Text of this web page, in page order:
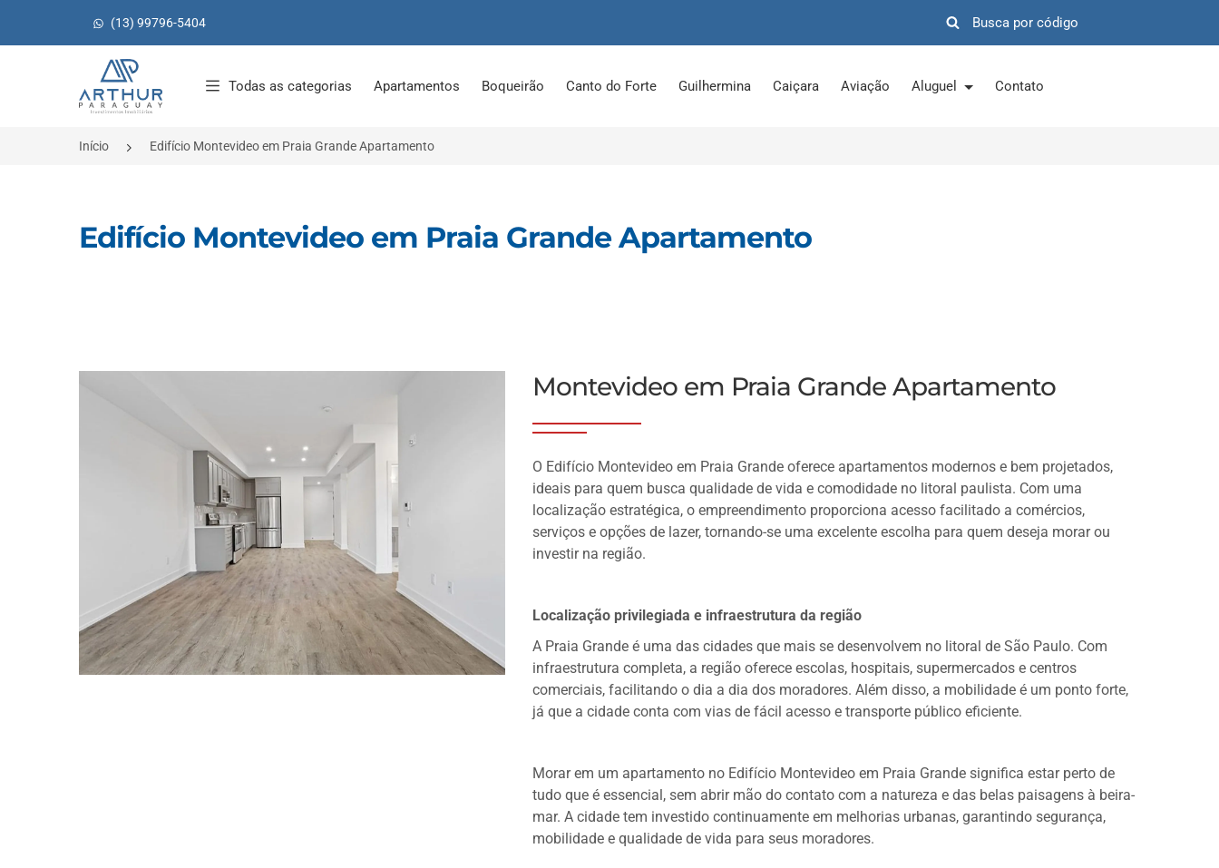
(13) 99796-5404
Página inicial
Todas as categorias Apartamentos Boqueirão Canto do Forte Guilhermina Caiçara Aviação Aluguel Contato
Início Edifício Montevideo em Praia Grande Apartamento
Edifício Montevideo em Praia Grande Apartamento
Montevideo em Praia Grande Apartamento
O Edifício Montevideo em Praia Grande oferece apartamentos modernos e bem projetados,
ideais para quem busca qualidade de vida e comodidade no litoral paulista. Com uma
localização estratégica, o empreendimento proporciona acesso facilitado a comércios,
serviços e opções de lazer, tornando-se uma excelente escolha para quem deseja morar ou
investir na região.
Localização privilegiada e infraestrutura da região
A Praia Grande é uma das cidades que mais se desenvolvem no litoral de São Paulo. Com
infraestrutura completa, a região oferece escolas, hospitais, supermercados e centros
comerciais, facilitando o dia a dia dos moradores. Além disso, a mobilidade é um ponto forte,
já que a cidade conta com vias de fácil acesso e transporte público eficiente.
Morar em um apartamento no Edifício Montevideo em Praia Grande significa estar perto de
tudo que é essencial, sem abrir mão do contato com a natureza e das belas paisagens à beira-
mar. A cidade tem investido continuamente em melhorias urbanas, garantindo segurança,
mobilidade e qualidade de vida para seus moradores.